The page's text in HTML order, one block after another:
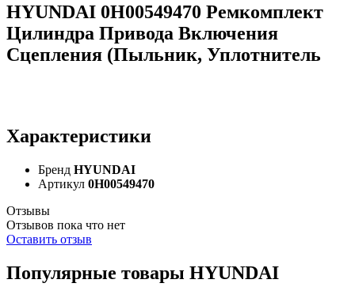
HYUNDAI 0H00549470 Ремкомплект
Цилиндра Привода Включения
Сцепления (Пыльник, Уплотнитель
Характеристики
Бренд HYUNDAI
Артикул 0H00549470
Отзывы
Отзывов пока что нет
Оставить отзыв
Популярные товары HYUNDAI